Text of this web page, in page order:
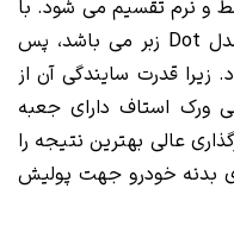
و نرم تقسیم می شود. با
توجه به اینکه خمیر کلی ورک استاف مدل Dot زبر می باشد، پس
زیرا قدرت سایندگی آن از
ورک استاف دارای جعبه
عالی بهترین نتیجه را
بدنه خودرو جهت پولیش